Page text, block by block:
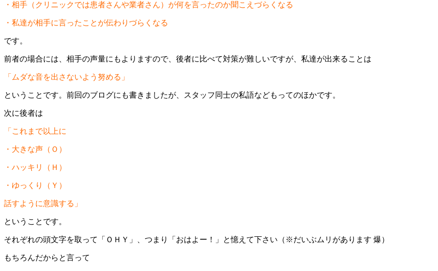
・相手（クリニックでは患者さんや業者さん）が何を言ったのか聞こえづらくなる
・私達が相手に言ったことが伝わりづらくなる
です。
前者の場合には、相手の声量にもよりますので、後者に比べて対策が難しいですが、私達が出来ることは
「ムダな音を出さないよう努める」
ということです。前回のブログにも書きましたが、スタッフ同士の私語などもってのほかです。
次に後者は
「これまで以上に
・大きな声（Ｏ）
・ハッキリ（Ｈ）
・ゆっくり（Ｙ）
話すように意識する」
ということです。
それぞれの頭文字を取って「ＯＨＹ」、つまり「おはよー！」と憶えて下さい（※だいぶムリがあります 爆）
もちろんだからと言って